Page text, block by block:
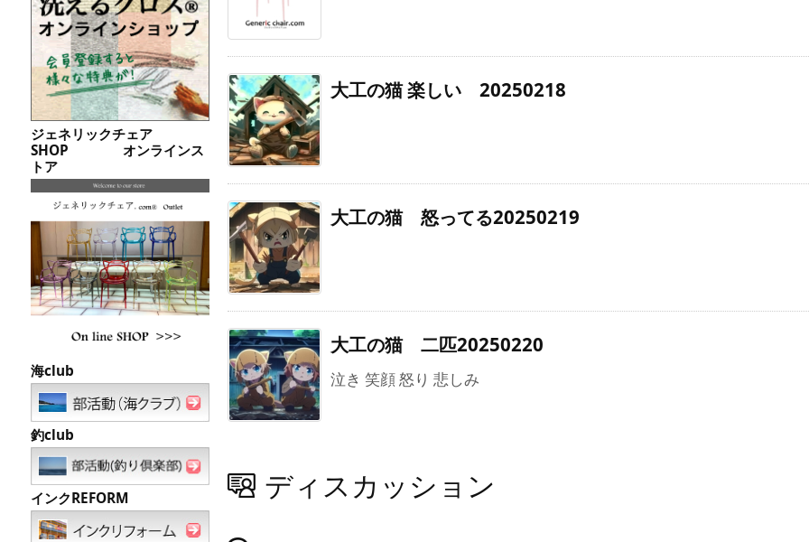
大工の猫 楽しい 20250218
大工の猫 怒ってる20250219
大工の猫 二匹20250220
泣き 笑顔 怒り 悲しみ
ディスカッション
ジェネリックチェア
SHOP オンラインス
トア
海club
釣club
インクREFORM